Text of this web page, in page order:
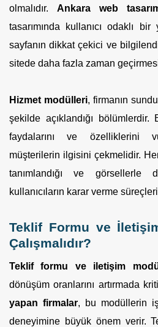
olmalıdır. Ankara web
tasarımında kullanıcı odaklı
sayfanın dikkat çekici ve
sitede daha fazla zaman
Hizmet modülleri, firmanın
şekilde açıklandığı
faydalarını ve özelliklerini
müşterilerin ilgisini çekmelidir.
tanımlandığı ve görsellerle
kullanıcıların karar verme
Teklif Formu ve
Çalışmalıdır?
Teklif formu ve iletişim
dönüşüm oranlarını artırmada
yapan firmalar, bu modüllerin
deneyimine büyük önem verir.